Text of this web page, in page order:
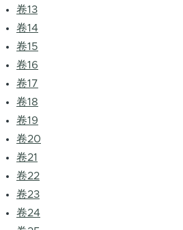
卷13
卷14
卷15
卷16
卷17
卷18
卷19
卷20
卷21
卷22
卷23
卷24